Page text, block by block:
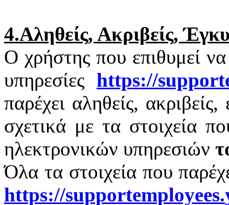
4.Αληθείς, Ακριβείς,
Ο χρήστης που επιθυμεί να
υπηρεσίες https://
παρέχει αληθείς,
σχετικά με τα στοιχεία
ηλεκτρονικών υπηρεσιών
Όλα τα στοιχεία που
https://supportemployees.